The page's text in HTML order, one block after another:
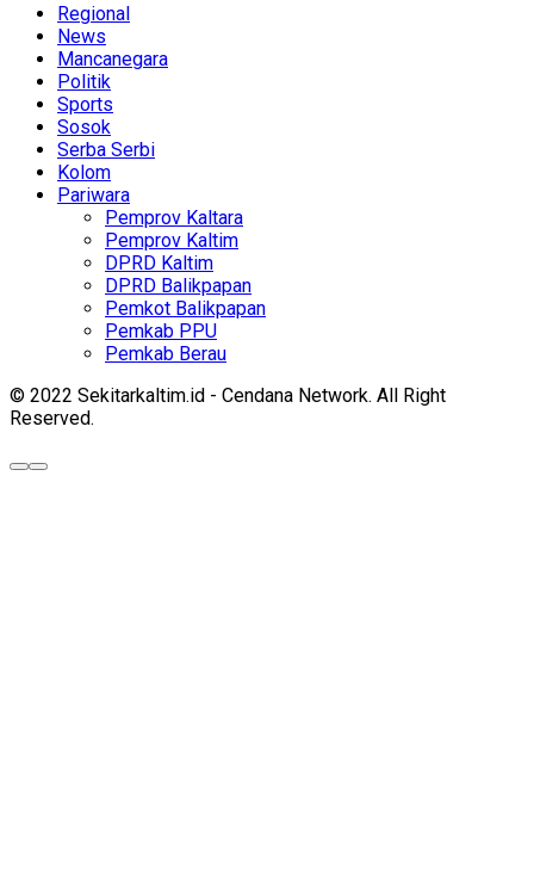
Regional
News
Mancanegara
Politik
Sports
Sosok
Serba Serbi
Kolom
Pariwara
Pemprov Kaltara
Pemprov Kaltim
DPRD Kaltim
DPRD Balikpapan
Pemkot Balikpapan
Pemkab PPU
Pemkab Berau
© 2022 Sekitarkaltim.id - Cendana Network. All Right
Reserved.